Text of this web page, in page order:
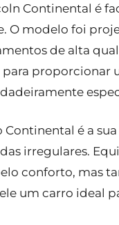
Continental é
O modelo foi
de alta
proporcionar
é a
irregulares.
conforto, mas
um carro ideal